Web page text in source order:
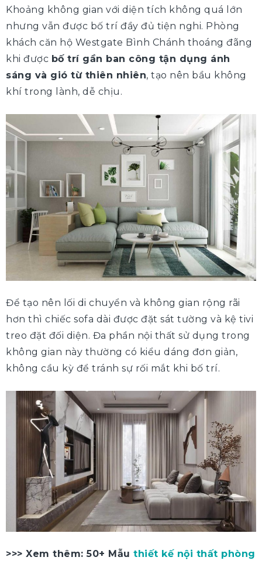
Khoảng không gian với diện tích không quá lớn
nhưng vẫn được bố trí đầy đủ tiện nghi. Phòng
khách căn hộ Westgate Bình Chánh thoáng đãng
khi được bố trí gần ban công tận dụng ánh
sáng và gió từ thiên nhiên, tạo nên bầu không
khí trong lành, dễ chịu.
Để tạo nên lối di chuyển và không gian rộng rãi
hơn thì chiếc sofa dài được đặt sát tường và kệ tivi
treo đặt đối diện. Đa phần nội thất sử dụng trong
không gian này thường có kiểu dáng đơn giản,
không cầu kỳ để tránh sự rối mắt khi bố trí.
>>> Xem thêm: 50+ Mẫu thiết kế nội thất phòng